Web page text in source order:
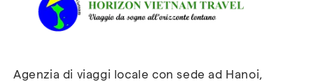
Agenzia di viaggi locale con sede ad Hanoi,